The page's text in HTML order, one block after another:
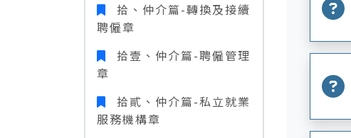
拾、仲介篇-轉換及接續
聘僱章
拾壹、仲介篇-聘僱管理
章
拾貳、仲介篇-私立就業
服務機構章